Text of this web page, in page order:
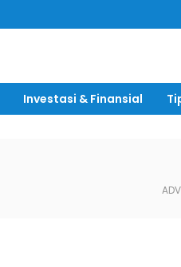
Investasi & Finansial